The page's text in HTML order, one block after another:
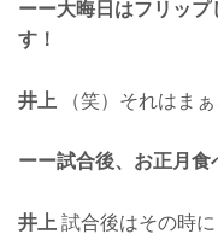
ーー大晦日はフリッ
す！
井上 （笑）それはま
ーー試合後、お正月食
井上 試合後はその時